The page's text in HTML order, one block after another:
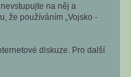
nevstupujte na něj a
že používáním „Vojsko -
diskuze. Pro další